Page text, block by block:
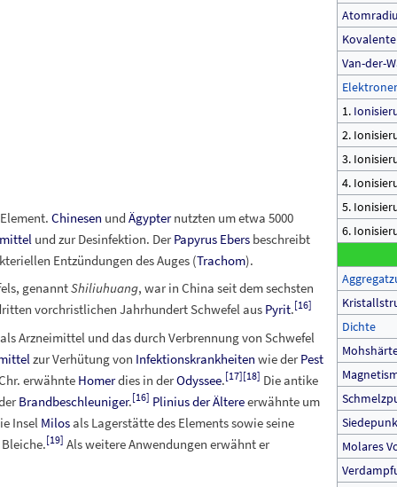
Van-der-
1.
2.
3.
4.
5.
6.
Dichte
Molares
Chinesen und Ägypternutzten um etwa 5000
und zur Desinfektion. DerPapyrus Ebersbeschreibt
Entzündungen des Auges (Trachom).
genanntShiliuhuang, war in China seit dem sechsten
vorchristlichen Jahrhundert Schwefel aus Pyrit.[16]
Arzneimittel und das durch Verbrennung von Schwefel
zur Verhütung von Infektionskrankheiten wie derPest
erwähnte Homerdies in derOdyssee.[17] [18] Die antike
Brandbeschleuniger.[16] Plinius der Ältereerwähnte um
Insel Milosals Lagerstätte des Elements sowie seine
[19] Als weitere Anwendungen erwähnt er